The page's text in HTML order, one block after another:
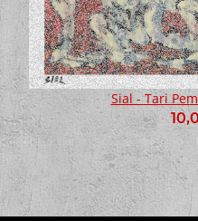
Sial - Tari